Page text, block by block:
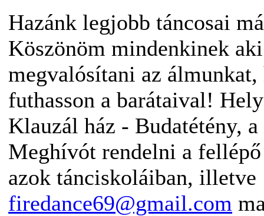
Hazánk legjobb táncosai
Köszönöm mindenkinek
megvalósítani az
futhasson a barátaival!
Klauzál ház - Budatétény,
Meghívót rendelni a
azok tánciskoláiban, illetve
firedance69@gmail.com